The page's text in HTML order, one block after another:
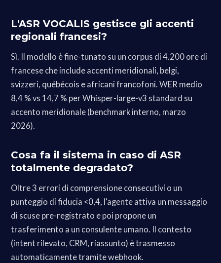
L'ASR VOCALIS gestisce gli accenti
regionali francesi?
Sì. Il modello è fine-tunato su un corpus di 4.200 ore di
francese che include accenti meridionali, belgi,
svizzeri, québécois e africani francofoni. WER medio
8,4 % vs 14,7 % per Whisper-large-v3 standard su
accento meridionale (benchmark interno, marzo
2026).
Cosa fa il sistema in caso di ASR
totalmente degradato?
Oltre 3 errori di comprensione consecutivi o un
punteggio di fiducia <0,4, l'agente attiva un messaggio
di scuse pre-registrato e poi propone un
trasferimento a un consulente umano. Il contesto
(intent rilevato, CRM, riassunto) è trasmesso
automaticamente tramite webhook.